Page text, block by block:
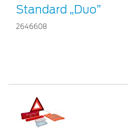
Standard „Duo”
2646608